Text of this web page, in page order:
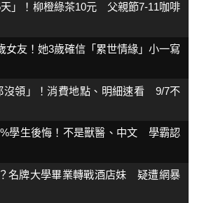
」！柳橙綠茶10元 父親節7-11咖啡
女友！她3歲確信「累世情緣」小一寫
沒領」！消費地點、明細速看 9/7不
學生後悔！不是獸醫、中文 學霸認
名牌大學畢業轉戰酒店妹 疑遭網暴